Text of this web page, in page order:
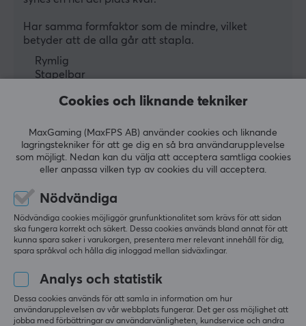
Har samma formfaktor som de mindre, vilket
betyder att de alla går att stapla.
Rymlig
Stapelbar
MaxCustom Switch Container - Large (150 switches)
för 2 år sen
12 likes
Thomas M
Verifierad köpare
Level 13
Sleepy Crusader
PC
MaxCustom Switch Container - Large (150 switches)
Pál F
Verifierad köpare
Cookies och liknande tekniker
MaxGaming (MaxFPS AB) använder cookies och liknande
lagringstekniker för att ge dig en så bra användarupplevelse
som möjligt. Nedan kan du välja att acceptera samtliga cookies
eller anpassa vilken typ av cookies du vill acceptera.
Nödvändiga
Nödvändiga cookies möjliggör grunfunktionalitet som krävs för att sidan
ska fungera korrekt och säkert. Dessa cookies används bland annat för att
kunna spara saker i varukorgen, presentera mer relevant innehåll för dig,
spara språkval och hålla dig inloggad mellan sidväxlingar.
Analys och statistik
Dessa cookies används för att samla in information om hur
användarupplevelsen av vår webbplats fungerar. Det ger oss möjlighet att
jobba med förbättringar av användarvänligheten, kundservice och andra